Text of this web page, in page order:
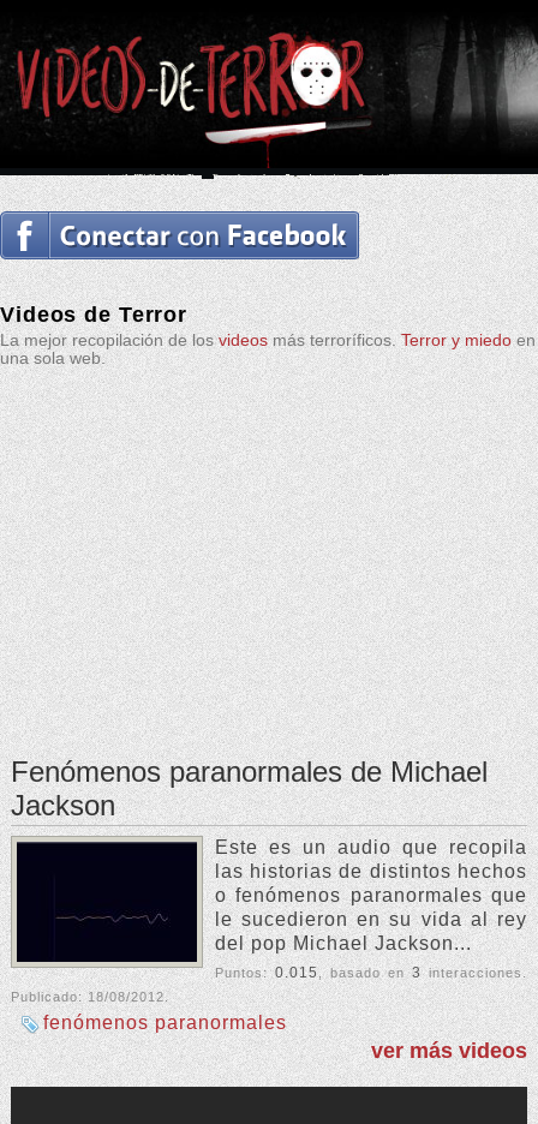
Videos de Terror
La mejor recopilación de losvideosmás terroríficos.Terror y miedoen
una sola web.
Fenómenos paranormales de Michael
Jackson
Este es un audio que recopila
las historias de distintos hechos
o fenómenos paranormales que
le sucedieron en su vida al rey
del pop Michael Jackson...
Puntos:0.015, basado en3interacciones.
Publicado:18/08/2012.
fenómenos paranormales
ver más videos